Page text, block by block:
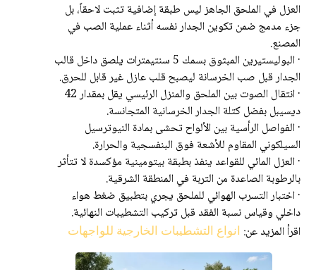
العزل في الملحق الجاهز ليس طبقة إضافية تثبت لاحقاً، بل
جزء مدمج ضمن تكوين الجدار نفسه أثناء عملية الصب في
المصنع.
· البوليستيرين المبثوق بسمك 5 سنتيمترات يلصق داخل قالب
الجدار قبل صب الخرسانة ليصبح قلب عازل غير قابل للحرق.
· انتقال الصوت بين الملحق والمنزل الرئيسي يقل بمقدار 42
ديسيبل بفضل كتلة الجدار الخرسانية المتجانسة.
· الفواصل الرأسية بين الألواح تحشى بمادة النيوترسيل
السيلكوني المقاوم للأشعة فوق البنفسجية والحرارة.
· العزل المائي للقواعد ينفذ بطبقة بيتومينية مؤكسدة لا تتأثر
بالرطوبة الصاعدة من التربة في المنطقة الشرقية.
· اختبار التسرب الهوائي للملحق يجري بتطبيق ضغط هواء
داخلي وقياس نسبة الفقد قبل تركيب التشطيبات النهائية.
اقرأ المزيد عن: انواع التشطيبات الخارجية للواجهات